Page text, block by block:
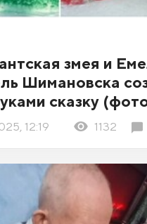
змея и
Шимановска
сказку
12:19 1132